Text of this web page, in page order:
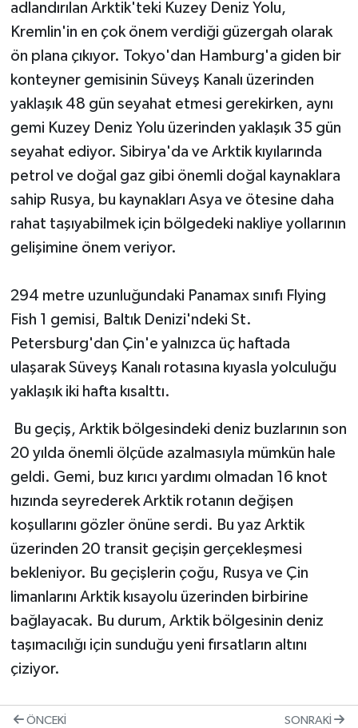
adlandırılan Arktik'teki Kuzey Deniz Yolu,
Kremlin'in en çok önem verdiği güzergah olarak
ön plana çıkıyor. Tokyo'dan Hamburg'a giden bir
konteyner gemisinin Süveyş Kanalı üzerinden
yaklaşık 48 gün seyahat etmesi gerekirken, aynı
gemi Kuzey Deniz Yolu üzerinden yaklaşık 35 gün
seyahat ediyor. Sibirya'da ve Arktik kıyılarında
petrol ve doğal gaz gibi önemli doğal kaynaklara
sahip Rusya, bu kaynakları Asya ve ötesine daha
rahat taşıyabilmek için bölgedeki nakliye yollarının
gelişimine önem veriyor.
294 metre uzunluğundaki Panamax sınıfı Flying
Fish 1 gemisi, Baltık Denizi'ndeki St.
Petersburg'dan Çin'e yalnızca üç haftada
ulaşarak Süveyş Kanalı rotasına kıyasla yolculuğu
yaklaşık iki hafta kısalttı.
Bu geçiş, Arktik bölgesindeki deniz buzlarının son
20 yılda önemli ölçüde azalmasıyla mümkün hale
geldi. Gemi, buz kırıcı yardımı olmadan 16 knot
hızında seyrederek Arktik rotanın değişen
koşullarını gözler önüne serdi. Bu yaz Arktik
üzerinden 20 transit geçişin gerçekleşmesi
bekleniyor. Bu geçişlerin çoğu, Rusya ve Çin
limanlarını Arktik kısayolu üzerinden birbirine
bağlayacak. Bu durum, Arktik bölgesinin deniz
taşımacılığı için sunduğu yeni fırsatların altını
çiziyor.
ÖNCEKI SONRAKI